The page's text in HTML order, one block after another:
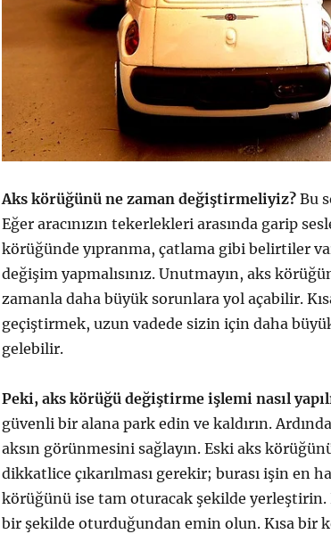
Aks körüğünü ne zaman değiştirmeliyiz?Bu
Eğer aracınızın tekerlekleri arasında garip
körüğünde yıpranma, çatlama gibi belirtiler
değişim yapmalısınız. Unutmayın, aks
zamanla daha büyük sorunlara yol açabilir.
geçiştirmek, uzun vadede sizin için daha
gelebilir.
Peki, aks körüğü değiştirme işlemi nasıl
güvenli bir alana park edin ve kaldırın.
aksın görünmesini sağlayın. Eski aks
dikkatlice çıkarılması gerekir; burası işin en
körüğünü ise tam oturacak şekilde yerleştirin.
bir şekilde oturduğundan emin olun. Kısa bir